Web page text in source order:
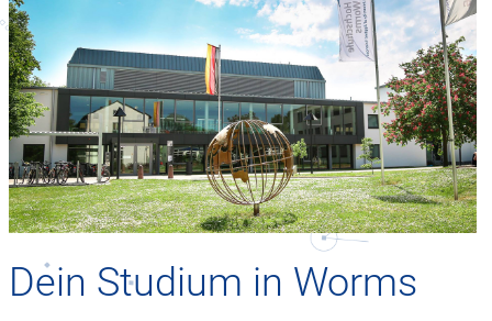
Dein Studium in Worms